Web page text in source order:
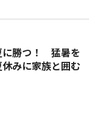
に勝つ！ 猛暑を
みに家族と囲む